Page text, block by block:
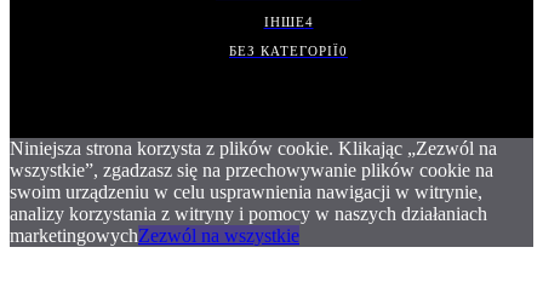
ІНШЕ4
БЕЗ КАТЕГОРІЇ0
Niniejsza strona korzysta z plików cookie. Klikając „Zezwól na
wszystkie”, zgadzasz się na przechowywanie plików cookie na
swoim urządzeniu w celu usprawnienia nawigacji w witrynie,
analizy korzystania z witryny i pomocy w naszych działaniach
marketingowychZezwól na wszystkie